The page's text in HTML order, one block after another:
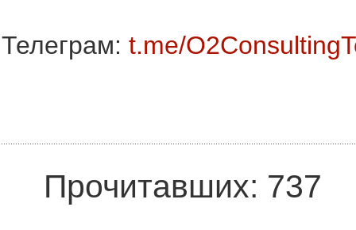
Телеграм: t.me/
Прочитавших: 737